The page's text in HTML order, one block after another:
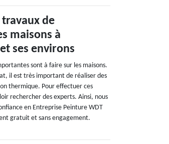
de
maisons à
ses environs
sont à faire sur les maisons.
il est très important de réaliser des
thermique. Pour effectuer ces
rechercher des experts. Ainsi, nous
en Entreprise Peinture WDT
gratuit et sans engagement.